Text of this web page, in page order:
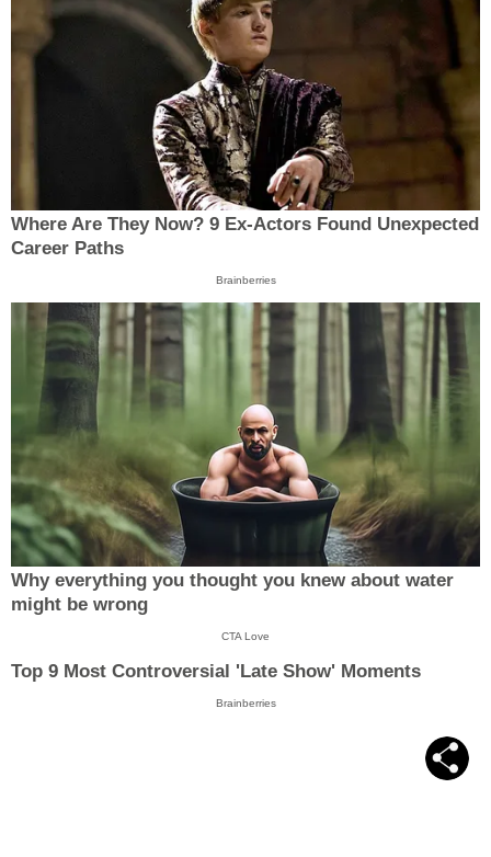
Where Are They Now? 9 Ex-Actors Found Unexpected
Career Paths
Brainberries
Why everything you thought you knew about water
might be wrong
CTA Love
Top 9 Most Controversial 'Late Show' Moments
Brainberries